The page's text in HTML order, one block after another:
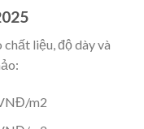
liệu, độ dày và
m2